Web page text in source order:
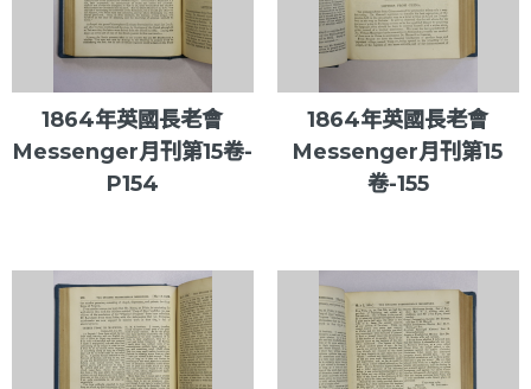
1864年英國長老會
Messenger月刊第15卷-
P154
1864年英國長老會
Messenger月刊第15
卷-155